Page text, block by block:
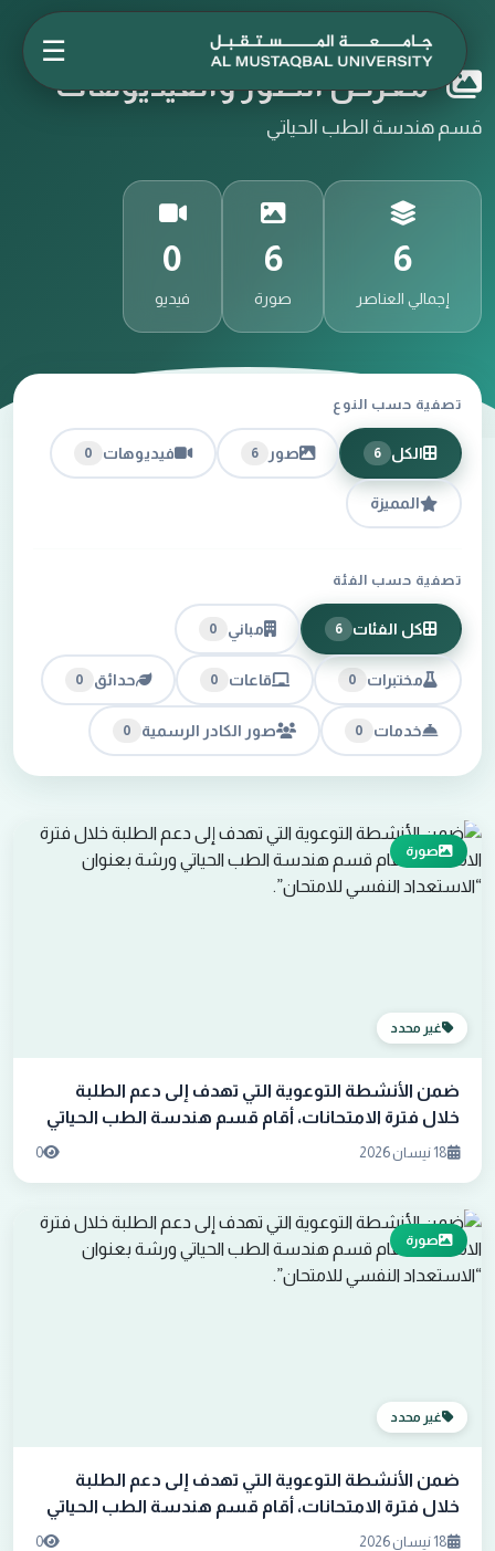
☰
معرض الصور والفيديوهات
قسم هندسة الطب الحياتي
6
إجمالي العناصر
6
صورة
0
فيديو
تصفية حسب النوع
الكل 6 صور 6 فيديوهات 0
المميزة
تصفية حسب الفئة
كل الفئات 6 مباني 0
مختبرات 0 قاعات 0 حدائق 0
خدمات 0 صور الكادر الرسمية 0
صورة
غير محدد
ضمن الأنشطة التوعوية التي تهدف إلى دعم الطلبة
خلال فترة الامتحانات، أقام قسم هندسة الطب الحياتي
ورشة بعنوان “الاستعداد النفسي للامتحان”.
18 نيسان 2026 0
صورة
غير محدد
ضمن الأنشطة التوعوية التي تهدف إلى دعم الطلبة
خلال فترة الامتحانات، أقام قسم هندسة الطب الحياتي
ورشة بعنوان “الاستعداد النفسي للامتحان”.
18 نيسان 2026 0